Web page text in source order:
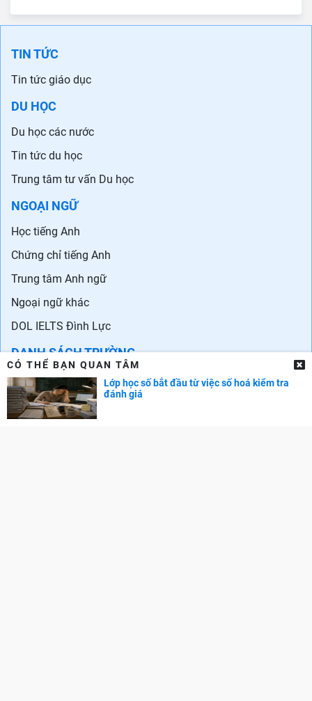
TIN TỨC
Tin tức giáo dục
DU HỌC
Du học các nước
Tin tức du học
Trung tâm tư vấn Du học
NGOẠI NGỮ
Học tiếng Anh
Chứng chỉ tiếng Anh
Trung tâm Anh ngữ
Ngoại ngữ khác
DOL IELTS Đình Lực
DANH SÁCH TRƯỜNG
Đại học - Cao đẳng
Đại học trên Thế giới
CÓ THỂ BẠN QUAN TÂM
Lớp học số bắt đầu từ việc số hoá kiểm tra
đánh giá